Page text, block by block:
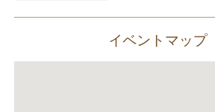
イベントマップ